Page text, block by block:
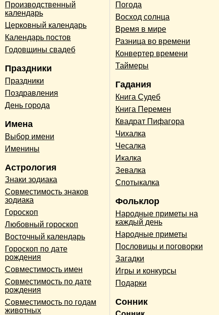
Производственный
календарь
Церковный календарь
Календарь постов
Годовщины свадеб
Праздники
Праздники
Поздравления
День города
Имена
Выбор имени
Именины
Астрология
Знаки зодиака
Совместимость знаков
зодиака
Гороскоп
Любовный гороскоп
Восточный календарь
Гороскоп по дате
рождения
Совместимость имен
Совместимость по дате
рождения
Совместимость по годам
животных
Погода
Восход солнца
Время в мире
Разница во времени
Конвертер времени
Таймеры
Гадания
Книга Судеб
Книга Перемен
Квадрат Пифагора
Чихалка
Чесалка
Икалка
Зевалка
Спотыкалка
Фольклор
Народные приметы на
каждый день
Народные приметы
Пословицы и поговорки
Загадки
Игры и конкурсы
Подарки
Сонник